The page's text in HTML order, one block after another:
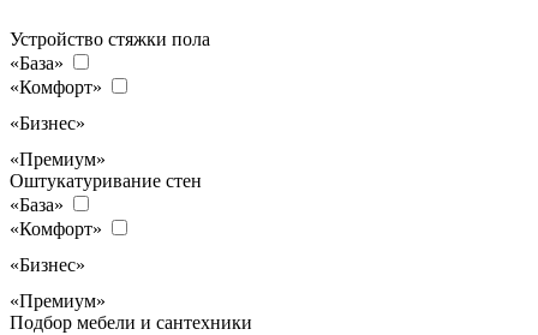
Устройство стяжки пола
«База»
«Комфорт»
«Бизнес»
«Премиум»
Оштукатуривание стен
«База»
«Комфорт»
«Бизнес»
«Премиум»
Подбор мебели и сантехники